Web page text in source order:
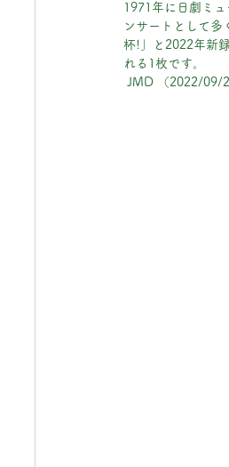
1971年に日劇ミ
ンサートとして多
杯!」と2022年新
れる1枚です。
JMD （2022/09/